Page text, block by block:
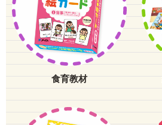
食育教材